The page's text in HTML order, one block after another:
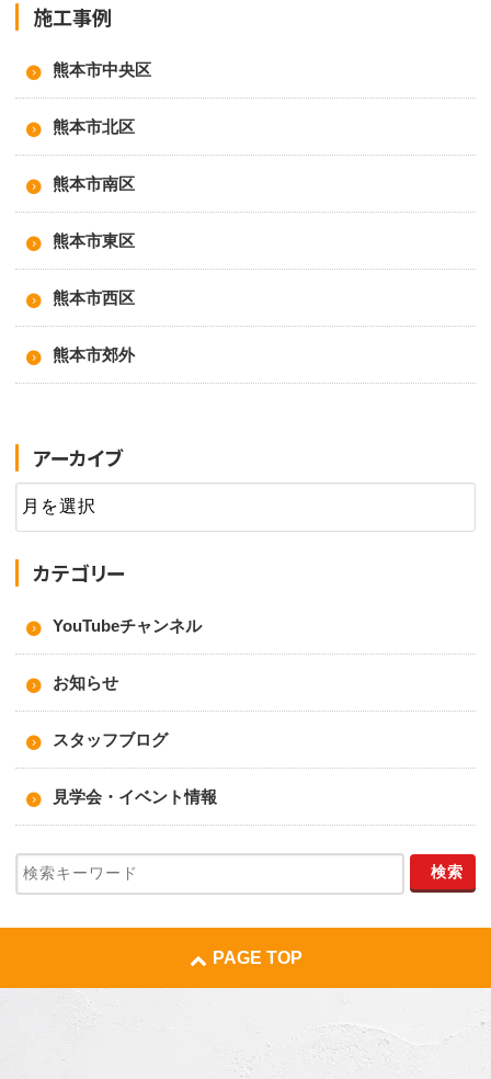
施工事例
熊本市中央区
熊本市北区
熊本市南区
熊本市東区
熊本市西区
熊本市郊外
アーカイブ
カテゴリー
YouTubeチャンネル
お知らせ
スタッフブログ
見学会・イベント情報
PAGE TOP